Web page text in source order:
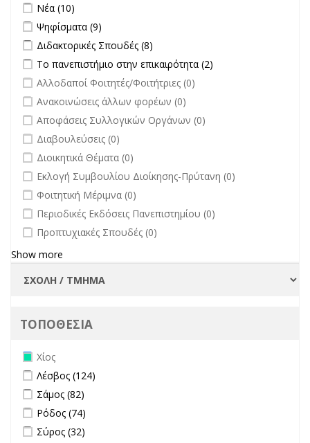
Apply Νέα filter
Νέα (10)
Apply Ψηφίσματα filter
Ψηφίσματα (9)
Apply Διδακτορικές Σπουδές filter
Διδακτορικές Σπουδές (8)
Apply Το πανεπιστήμιο στην επικαιρότητα filter
Το πανεπιστήμιο στην επικαιρότητα (2)
undefined
Αλλοδαποί Φοιτητές/Φοιτήτριες (0)
undefined
Ανακοινώσεις άλλων φορέων (0)
undefined
Αποφάσεις Συλλογικών Οργάνων (0)
undefined
Διαβουλεύσεις (0)
undefined
Διοικητικά Θέματα (0)
undefined
Εκλογή Συμβουλίου Διοίκησης-Πρύτανη (0)
undefined
Φοιτητική Μέριμνα (0)
undefined
Περιοδικές Εκδόσεις Πανεπιστημίου (0)
undefined
Προπτυχιακές Σπουδές (0)
Show more
ΤΟΠΟΘΕΣΙΑ
Remove Χίος filter
Χίος
Apply Λέσβος filter
Λέσβος (124)
Apply Σάμος filter
Σάμος (82)
Apply Ρόδος filter
Ρόδος (74)
Apply Σύρος filter
Σύρος (32)